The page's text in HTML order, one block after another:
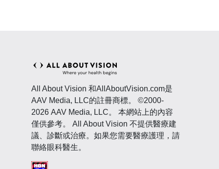
All About Vision 和AllAboutVision.com是
AAV Media, LLC的註冊商標。 ©2000-
2026 AAV Media, LLC。 本網站上的內容
僅供參考。 All About Vision 不提供醫療建
議、診斷或治療。如果您需要醫療護理，請
聯絡眼科醫生。